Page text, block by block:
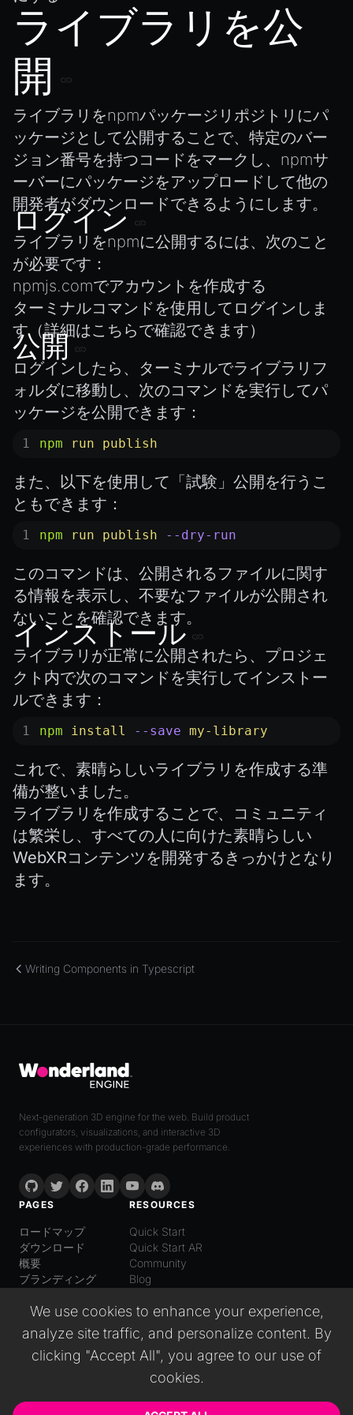
We use cookies to enhance your experience,
analyze site traffic, and personalize content. By
clicking "Accept All", you agree to our use of
cookies.
ライブラリを公
開
ライブラリをnpmパッケージリポジトリにパ
ッケージとして公開することで、特定のバー
ジョン番号を持つコードをマークし、npmサ
ーバーにパッケージをアップロードして他の
開発者がダウンロードできるようにします。
ログイン
ライブラリをnpmに公開するには、次のこと
が必要です：
npmjs.comでアカウントを作成する
ターミナルコマンドを使用してログインしま
す（詳細はこちらで確認できます）
公開
ログインしたら、ターミナルでライブラリフ
ォルダに移動し、次のコマンドを実行してパ
ッケージを公開できます：
npm run publish
また、以下を使用して「試験」公開を行うこ
ともできます：
npm run publish --dry-run
このコマンドは、公開されるファイルに関す
る情報を表示し、不要なファイルが公開され
ないことを確認できます。
インストール
ライブラリが正常に公開されたら、プロジェ
クト内で次のコマンドを実行してインストー
ルできます：
npm install --save my-library
これで、素晴らしいライブラリを作成する準
備が整いました。
ライブラリを作成することで、コミュニティ
は繁栄 し、すべての人に向けた素晴らしい
WebXRコンテンツを開発するきっかけとなり
ます。
Writing Components in Typescript
Next-generation 3D engine for the web. Build product
configurators, visualizations, and interactive 3D
experiences with production-grade performance.
PAGES
ロードマップ
ダウンロード
概要
ブランディング
RESOURCES
Quick Start
Quick Start AR
Community
Blog
日本語
English
Español
普通话